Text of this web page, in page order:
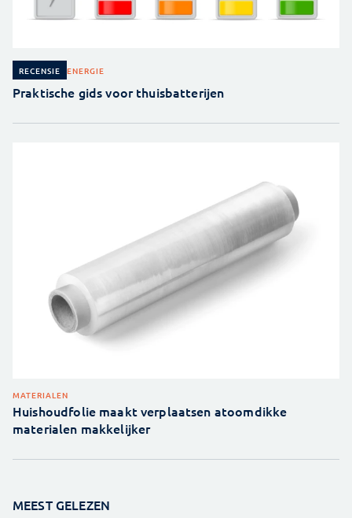
RECENSIE ENERGIE
Praktische gids voor thuisbatterijen
MATERIALEN
Huishoudfolie maakt verplaatsen atoomdikke
materialen makkelijker
MEEST GELEZEN